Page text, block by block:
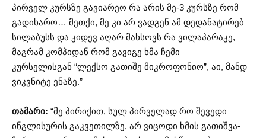
პირველ კურსზე გავიარეო რა არის მე-3 კურსზე რომ
გადიხარო… მეთქი, მე კი არ ვადგენ ამ დედანატირებ
სილაბუსს და კიდევ აღარ მახსოვს რა ვილაპარაკე,
მაგრამ კომპიდან რომ გავიგე ხმა ჩემი
კურსელისგან “ლექსო გათიშე მიკროფონიო”, აი, მანდ
ვიკვნიტე ენაზე.”
თამარი: “მე პირიქით, სულ პირველად რო შევედი
ინგლისურის გაკვეთილზე, არ ვიცოდი ხმის გათიშვა-